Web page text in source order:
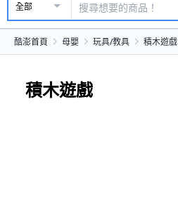
全部
酷澎首頁 母嬰 玩具/教具 積木遊戲
積木遊戲